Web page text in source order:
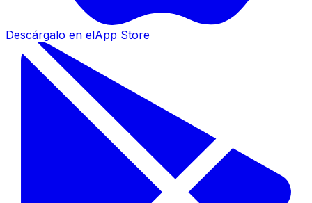
Descárgalo en elApp Store